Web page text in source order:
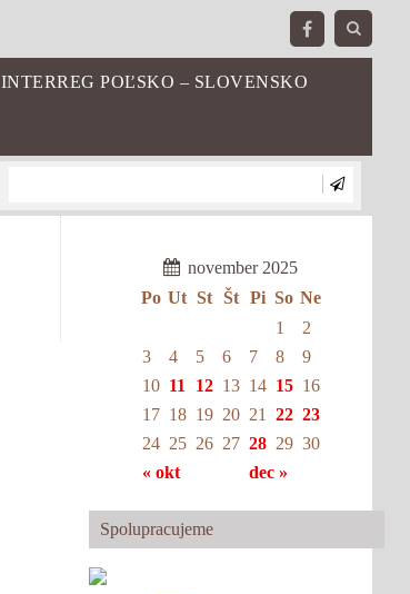
INTERREG POĽSKO – SLOVENSKO
november 2025
Po Ut St Št Pi So Ne
« okt dec »
1
2
3
4 5 6 7 8
9
10 11 12 13 14 15 16
17 18 19 20 21 22 23
24 25 26 27 28 29 30
Spolupracujeme